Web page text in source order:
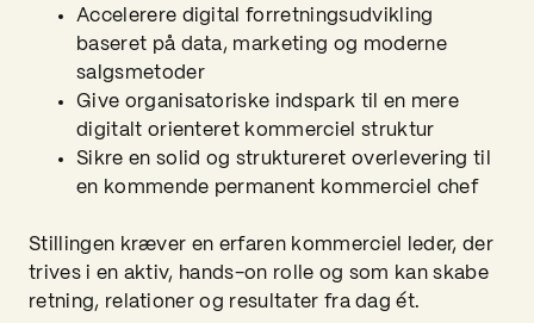
Accelerere digital forretningsudvikling
baseret på data, marketing og moderne
salgsmetoder
Give organisatoriske indspark til en mere
digitalt orienteret kommerciel struktur
Sikre en solid og struktureret overlevering til
en kommende permanent kommerciel chef
Stillingen kræver en erfaren kommerciel leder, der
trives i en aktiv, hands-on rolle og som kan skabe
retning, relationer og resultater fra dag ét.